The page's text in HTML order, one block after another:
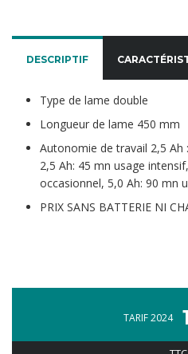
DESCRIPTIF
Type de lame double
Longueur de lame 450 mm
Autonomie de travail 2,5 Ah
2,5 Ah: 45 mn usage
occasionnel, 5,0 Ah: 90 mn
PRIX SANS BATTERIE NI
TARIF 2024